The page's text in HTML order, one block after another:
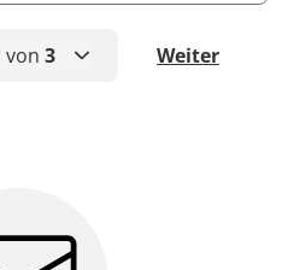
von 3 Weiter